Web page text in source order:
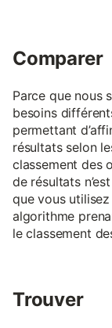
Comparer
Parce que nous
besoins
permettant
résultats selon
classement des
de résultats
que vous
algorithme
le classement
Trouver